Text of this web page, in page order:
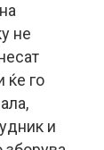
не
ќе го
и